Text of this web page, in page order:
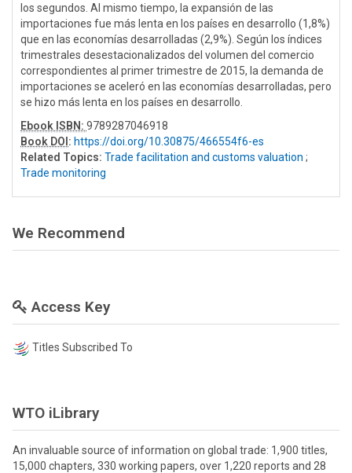
los segundos. Al mismo tiempo, la expansión de las
importaciones fue más lenta en los países en desarrollo (1,8%)
que en las economías desarrolladas (2,9%). Según los índices
trimestrales desestacionalizados del volumen del comercio
correspondientes al primer trimestre de 2015, la demanda de
importaciones se aceleró en las economías desarrolladas, pero
se hizo más lenta en los países en desarrollo.
Ebook ISBN: 9789287046918
Book DOI : https://doi.org/10.30875/466554f6-es
Related Topics: Trade facilitation and customs valuation ;
Trade monitoring
We Recommend
Access Key
Titles Subscribed To
WTO iLibrary
An invaluable source of information on global trade: 1,900 titles,
15,000 chapters, 330 working papers, over 1,220 reports and 28